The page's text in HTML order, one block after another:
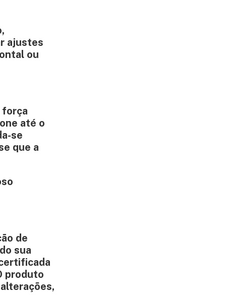
ajustes
ou
força
até o
se
que a
de
sua
produto